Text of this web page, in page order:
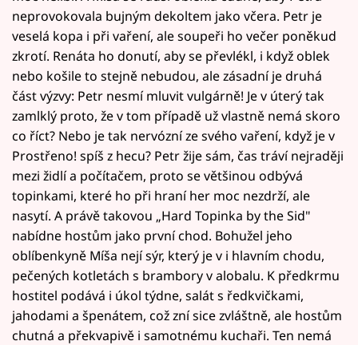
neprovokovala bujným dekoltem jako včera. Petr je
veselá kopa i při vaření, ale soupeři ho večer poněkud
zkrotí. Renáta ho donutí, aby se převlékl, i když oblek
nebo košile to stejně nebudou, ale zásadní je druhá
část výzvy: Petr nesmí mluvit vulgárně! Je v úterý tak
zamlklý proto, že v tom případě už vlastně nemá skoro
co říct? Nebo je tak nervózní ze svého vaření, když je v
Prostřeno! spíš z hecu? Petr žije sám, čas tráví nejraději
mezi židlí a počítačem, proto se většinou odbývá
topinkami, které ho při hraní her moc nezdrží, ale
nasytí. A právě takovou „Hard Topinka by the Sid"
nabídne hostům jako první chod. Bohužel jeho
oblíbenkyně Míša nejí sýr, který je v i hlavním chodu,
pečených kotletách s brambory v alobalu. K předkrmu
hostitel podává i úkol týdne, salát s ředkvičkami,
jahodami a špenátem, což zní sice zvláštně, ale hostům
chutná a překvapivě i samotnému kuchaři. Ten nemá